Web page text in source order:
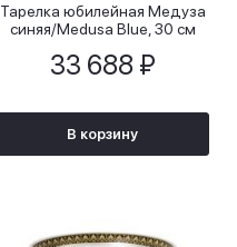
Тарелка юбилейная Медуза
синяя/Medusa Blue, 30 см
33 688 ₽
В корзину